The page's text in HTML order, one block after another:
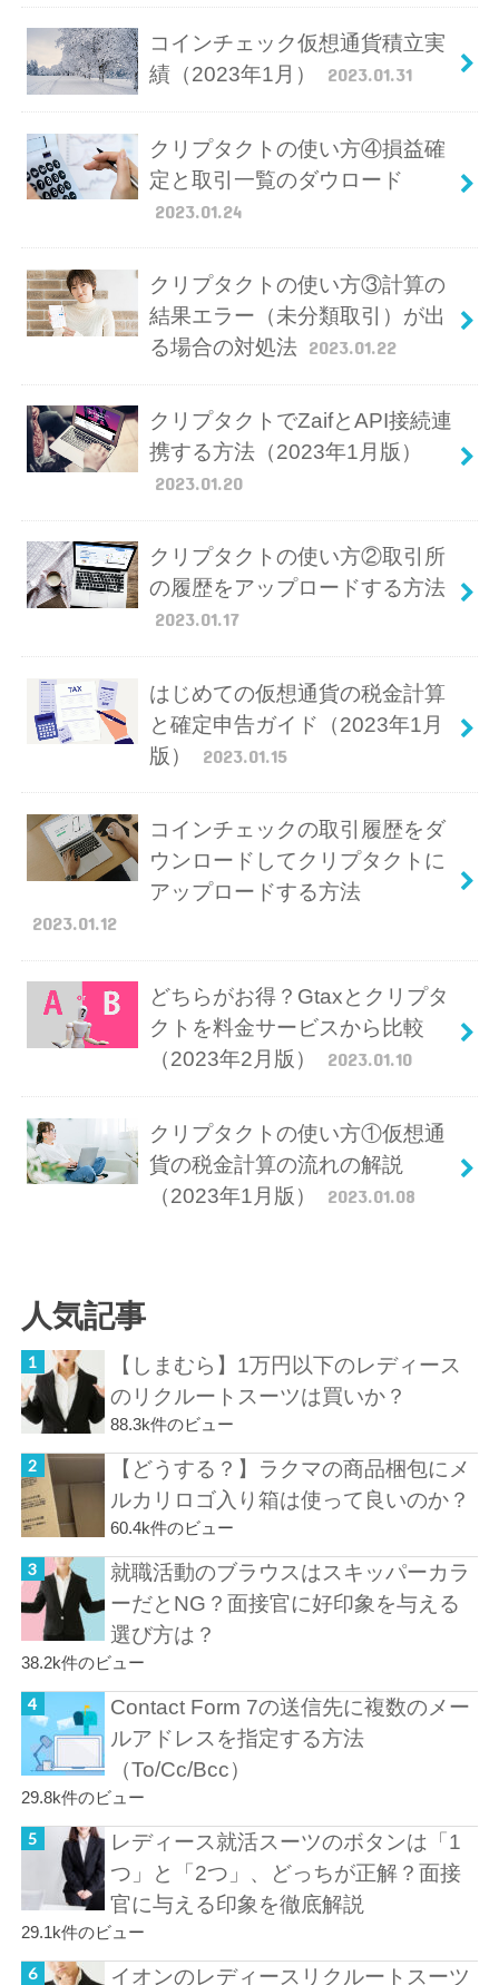
コインチェック仮想通貨積立実
績（2023年1月）
2023.01.31
クリプタクトの使い方④損益確
定と取引一覧のダウロード
2023.01.24
クリプタクトの使い方③計算の
結果エラー（未分類取引）が出
る場合の対処法 2023.01.22
クリプタクトでZaifとAPI接続連
携する方法（2023年1月版）
2023.01.20
クリプタクトの使い方②取引所
の履歴をアップロードする方法
2023.01.17
はじめての仮想通貨の税金計算
と確定申告ガイド（2023年1月
版）
2023.01.15
コインチェックの取引履歴をダ
ウンロードしてクリプタクトに
アップロードする方法
2023.01.12
どちらがお得？Gtaxとクリプタ
クトを料金サービスから比較
（2023年2月版）
2023.01.10
クリプタクトの使い方①仮想通
貨の税金計算の流れの解説
（2023年1月版）
2023.01.08
人気記事
【しまむら】1万円以下のレディース
のリクルートスーツは買いか？
88.3k件のビュー
【どうする？】ラクマの商品梱包にメ
ルカリロゴ入り箱は使って良いのか？
60.4k件のビュー
就職活動のブラウスはスキッパーカラ
ーだとNG？面接官に好印象を与える
選び方は？
38.2k件のビュー
Contact Form 7の送信先に複数のメー
ルアドレスを指定する方法
（To/Cc/Bcc）
29.8k件のビュー
レディース就活スーツのボタンは「1
つ」と「2つ」、どっちが正解？面接
官に与える印象を徹底解説
29.1k件のビュー
イオンのレディースリクルートスーツ